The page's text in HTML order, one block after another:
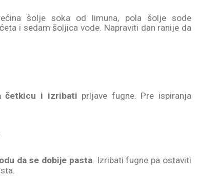
šolje soka od limuna, pola šolje sode
i sedam šoljica vode. Napraviti dan ranije da
četkicu i izribati prljave fugne. Pre ispiranja
da se dobije pasta. Izribati fugne pa ostaviti